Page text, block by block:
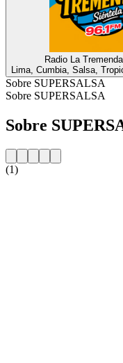
Radio La
Lima, Cumbia, Salsa,
Sobre SUPERSALSA
Sobre SUPERSALSA
Sobre
(1)